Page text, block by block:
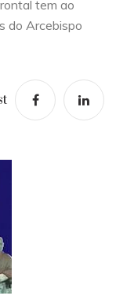
tem ao
do Arcebispo